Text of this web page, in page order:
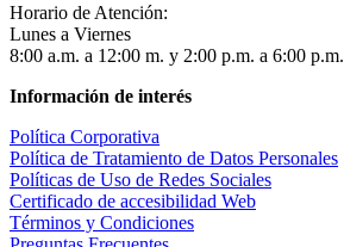
Horario de Atención:
Lunes a Viernes
8:00 a.m. a 12:00 m. y 2:00 p.m. a 6:00 p.m.
Información de interés
Política Corporativa
Política de Tratamiento de Datos Personales
Políticas de Uso de Redes Sociales
Certificado de accesibilidad Web
Términos y Condiciones